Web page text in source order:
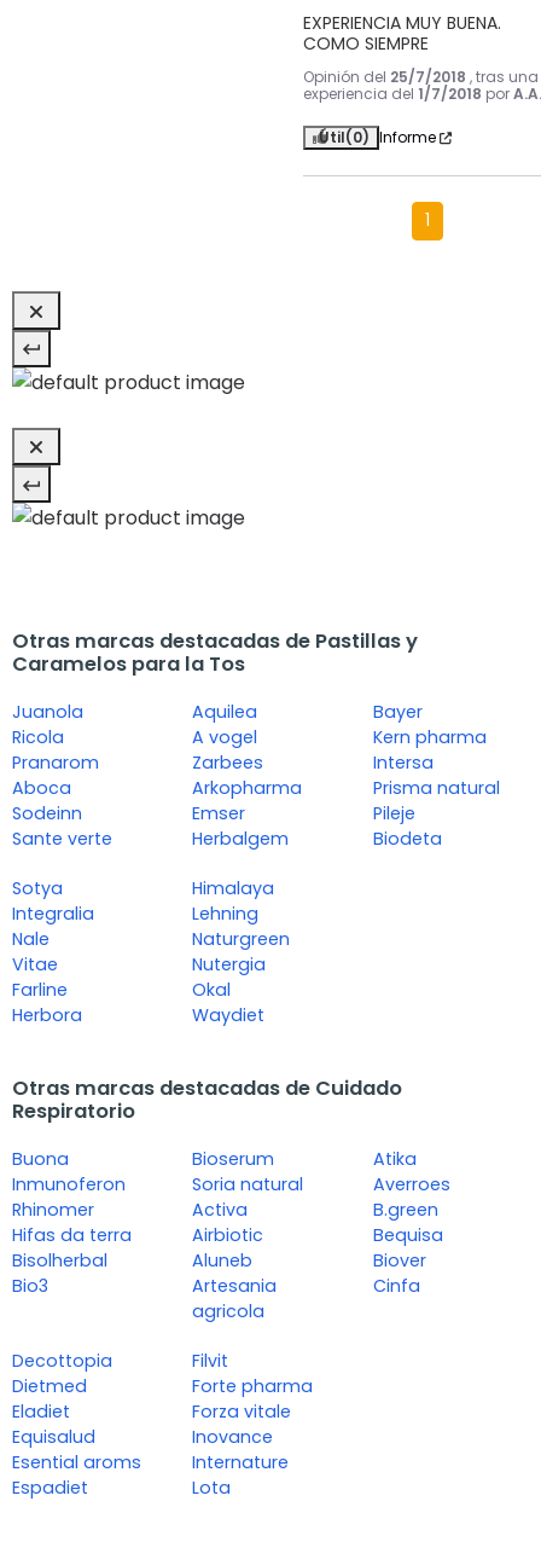
EXPERIENCIA MUY BUENA.
COMO SIEMPRE
Opinión del 25/7/2018 , tras una
experiencia del 1/7/2018 porA.A.
Útil(0) Informe
1
Otras marcas destacadas de Pastillas y
Caramelos para la Tos
Juanola
Ricola
Pranarom
Aboca
Sodeinn
Sante verte
Aquilea
A vogel
Zarbees
Arkopharma
Emser
Herbalgem
Bayer
Kern pharma
Intersa
Prisma natural
Pileje
Biodeta
Sotya
Integralia
Nale
Vitae
Farline
Herbora
Himalaya
Lehning
Naturgreen
Nutergia
Okal
Waydiet
Otras marcas destacadas de Cuidado
Respiratorio
Buona
Inmunoferon
Rhinomer
Hifas da terra
Bisolherbal
Bio3
Bioserum
Soria natural
Activa
Airbiotic
Aluneb
Artesania
agricola
Atika
Averroes
B.green
Bequisa
Biover
Cinfa
Decottopia
Dietmed
Eladiet
Equisalud
Esential aroms
Espadiet
Filvit
Forte pharma
Forza vitale
Inovance
Internature
Lota